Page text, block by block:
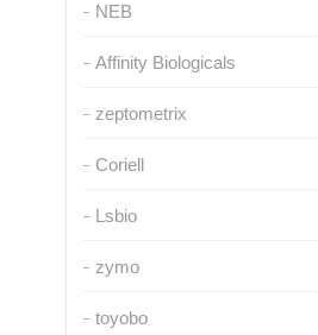
NEB
Affinity Biologicals
zeptometrix
Coriell
Lsbio
zymo
toyobo